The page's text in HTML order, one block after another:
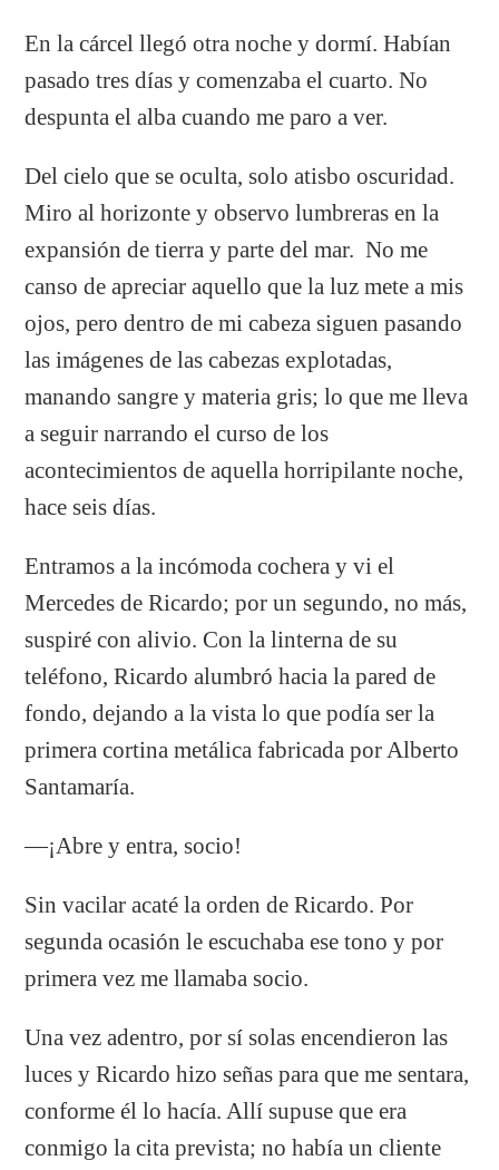
En la cárcel llegó otra noche y dormí. Habían
pasado tres días y comenzaba el cuarto. No
despunta el alba cuando me paro a ver.
Del cielo que se oculta, solo atisbo oscuridad.
Miro al horizonte y observo lumbreras en la
expansión de tierra y parte del mar. No me
canso de apreciar aquello que la luz mete a mis
ojos, pero dentro de mi cabeza siguen pasando
las imágenes de las cabezas explotadas,
manando sangre y materia gris; lo que me lleva
a seguir narrando el curso de los
acontecimientos de aquella horripilante noche,
hace seis días.
Entramos a la incómoda cochera y vi el
Mercedes de Ricardo; por un segundo, no más,
suspiré con alivio. Con la linterna de su
teléfono, Ricardo alumbró hacia la pared de
fondo, dejando a la vista lo que podía ser la
primera cortina metálica fabricada por Alberto
Santamaría.
―¡Abre y entra, socio!
Sin vacilar acaté la orden de Ricardo. Por
segunda ocasión le escuchaba ese tono y por
primera vez me llamaba socio.
Una vez adentro, por sí solas encendieron las
luces y Ricardo hizo señas para que me sentara,
conforme él lo hacía. Allí supuse que era
conmigo la cita prevista; no había un cliente